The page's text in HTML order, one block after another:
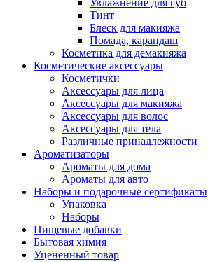
Увлажнение для губ
Тинт
Блеск для макияжа
Помада, карандаш
Косметика для демакияжа
Косметические аксессуары
Косметички
Аксессуары для лица
Аксессуары для макияжа
Аксессуары для волос
Аксессуары для тела
Различные принадлежности
Ароматизаторы
Ароматы для дома
Ароматы для авто
Наборы и подарочные сертификаты
Упаковка
Наборы
Пищевые добавки
Бытовая химия
Уцененный товар